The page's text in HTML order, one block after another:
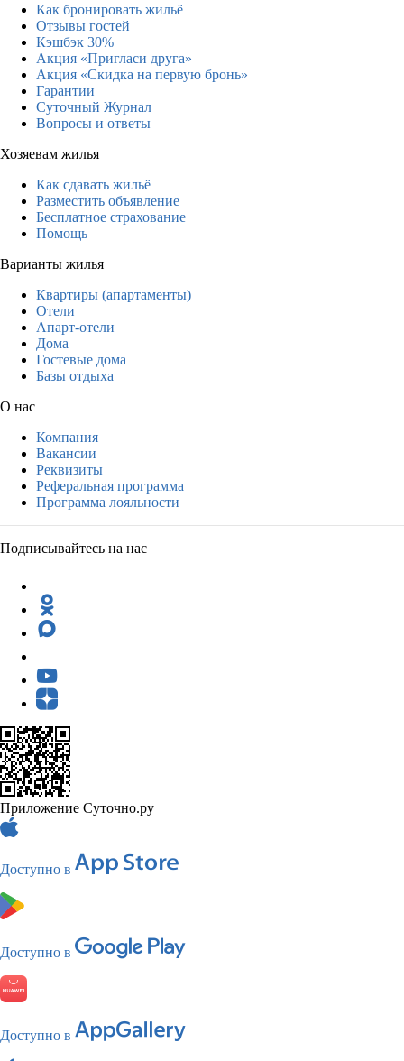
Как бронировать жильё
Отзывы гостей
Кэшбэк 30%
Акция «Пригласи друга»
Акция «Скидка на первую бронь»
Гарантии
Суточный Журнал
Вопросы и ответы
Хозяевам жилья
Как сдавать жильё
Разместить объявление
Бесплатное страхование
Помощь
Варианты жилья
Квартиры (апартаменты)
Отели
Апарт-отели
Дома
Гостевые дома
Базы отдыха
О нас
Компания
Вакансии
Реквизиты
Реферальная программа
Программа лояльности
Подписывайтесь на нас
Приложение Суточно.ру
Доступно в
Доступно в
Доступно в